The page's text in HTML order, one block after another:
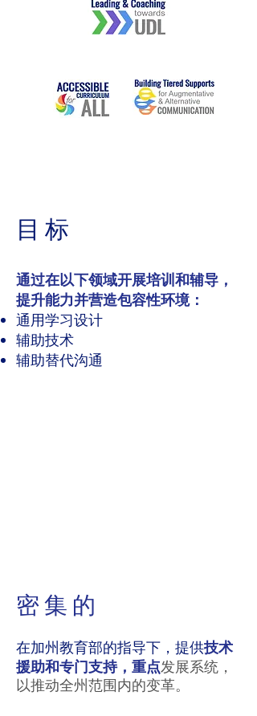
目标
通过在以下领域开展培训和辅导，
提升能力并营造包容性环境：
通用学习设计
辅助技术
辅助替代沟通
密集的
在加州教育部的指导下，提供技术
援助和专门支持，重点发展系统，
以推动全州范围内的变革。